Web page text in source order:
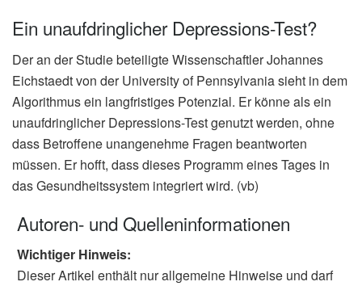
Ein unaufdringlicher Depressions-Test?
Der an der Studie beteiligte Wissenschaftler Johannes
Eichstaedt von der University of Pennsylvania sieht in dem
Algorithmus ein langfristiges Potenzial. Er könne als ein
unaufdringlicher Depressions-Test genutzt werden, ohne
dass Betroffene unangenehme Fragen beantworten
müssen. Er hofft, dass dieses Programm eines Tages in
das Gesundheitssystem integriert wird. (vb)
Autoren- und Quelleninformationen
Wichtiger Hinweis:
Dieser Artikel enthält nur allgemeine Hinweise und darf